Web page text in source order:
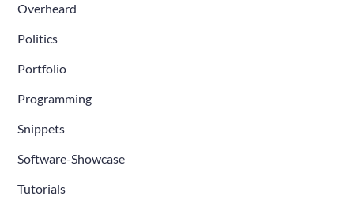
Overheard
Politics
Portfolio
Programming
Snippets
Software-Showcase
Tutorials